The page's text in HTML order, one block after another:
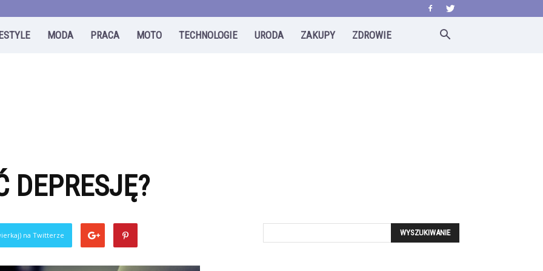
MODA PRACA MOTO TECHNOLOGIE URODA ZAKUPY ZDROWIE
DEPRESJĘ?
na Twitterze